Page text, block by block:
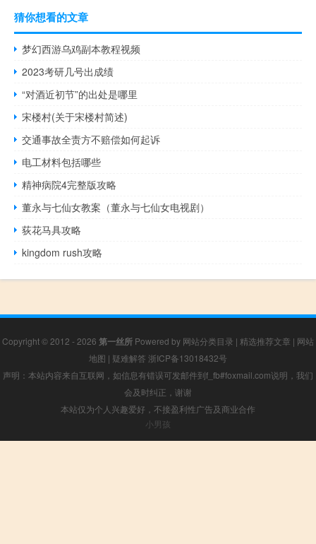
猜你想看的文章
梦幻西游乌鸡副本教程视频
2023考研几号出成绩
“对酒近初节”的出处是哪里
宋楼村(关于宋楼村简述)
交通事故全责方不赔偿如何起诉
电工材料包括哪些
精神病院4完整版攻略
董永与七仙女教案（董永与七仙女电视剧）
荻花马具攻略
kingdom rush攻略
Copyright © 2012 - 2026 第一丝所 Powered by 网站分类目录 | 精选推荐文章 | 网站
地图 | 疑难解答 浙ICP备13018432号
声明：本站内容来自互联网，如信息有错误可发邮件到f_fb#foxmail.com说明，我们
会及时纠正，谢谢
本站仅为个人兴趣爱好，不接盈利性广告及商业合作
小男孩